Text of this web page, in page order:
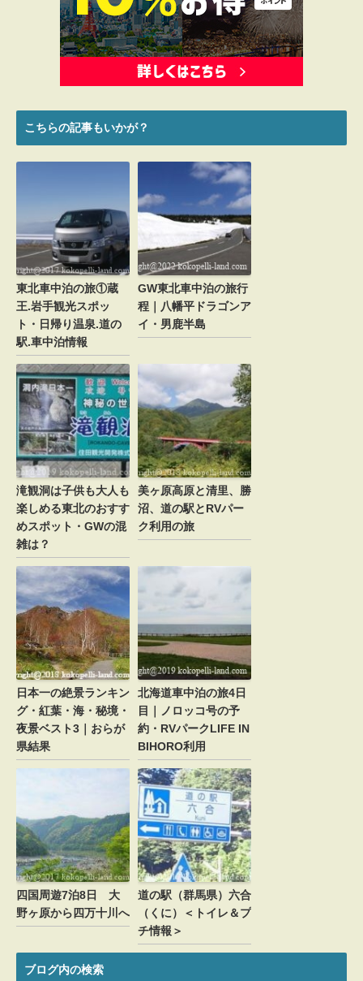
新規投稿の通知をメールで受け取る場合、ここを
こちらの記事もいかが？
東北車中泊の旅①蔵
王.岩手観光スポッ
ト・日帰り温泉.道の
駅.車中泊情報
GW東北車中泊の旅行
程｜八幡平ドラゴンア
イ・男鹿半島
滝観洞は子供も大人も
楽しめる東北のおすす
めスポット・GWの混
雑は？
美ヶ原高原と清里、勝
沼、道の駅とRVパー
ク利用の旅
日本一の絶景ランキン
グ・紅葉・海・秘境・
夜景ベスト3｜おらが
県結果
北海道車中泊の旅4日
目｜ノロッコ号の予
約・RVパークLIFE IN
BIHORO利用
四国周遊7泊8日 大
野ヶ原から四万十川へ
道の駅（群馬県）六合
（くに）＜トイレ＆プ
チ情報＞
ブログ内の検索